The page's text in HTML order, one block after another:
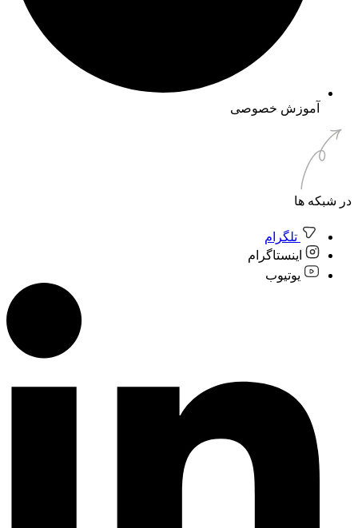
آموزش خصوصی
در شبکه ها
تلگرام
اینستاگرام
یوتیوب